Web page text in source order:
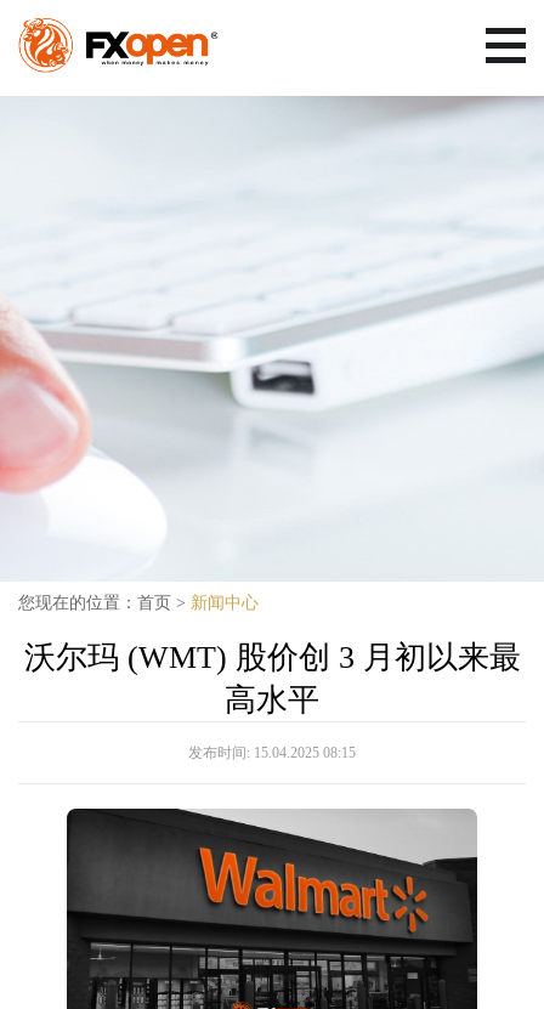
您现在的位置： 首页 > 新闻中心
沃尔玛 (WMT) 股价创 3 月初以来最
高水平
发布时间: 15.04.2025 08:15